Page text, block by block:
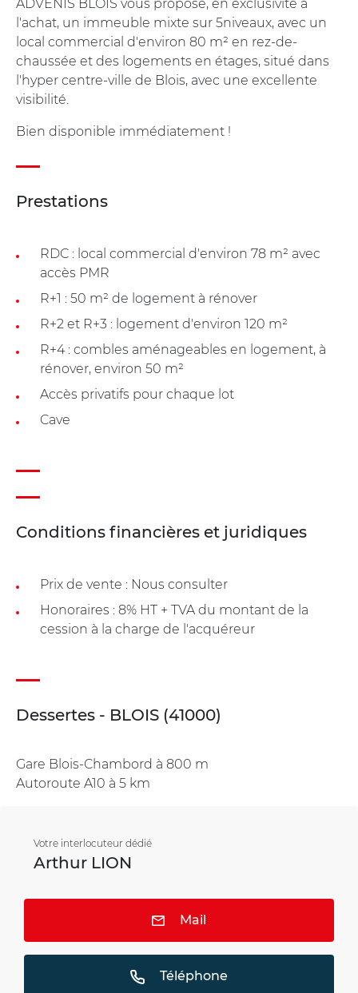
ADVENIS BLOIS vous propose, en exclusivité à
l'achat, un immeuble mixte sur 5niveaux, avec un
local commercial d'environ 80 m² en rez-de-
chaussée et des logements en étages, situé dans
l'hyper centre-ville de Blois, avec une excellente
visibilité.
Bien disponible immédiatement !
Prestations
RDC : local commercial d'environ 78 m² avec
accès PMR
R+1 : 50 m² de logement à rénover
R+2 et R+3 : logement d'environ 120 m²
R+4 : combles aménageables en logement, à
rénover, environ 50 m²
Accès privatifs pour chaque lot
Cave
Conditions financières et juridiques
Prix de vente : Nous consulter
Honoraires : 8% HT + TVA du montant de la
cession à la charge de l'acquéreur
Dessertes - BLOIS (41000)
Gare Blois-Chambord à 800 m
Autoroute A10 à 5 km
Votre interlocuteur dédié
Arthur LION
Mail
Téléphone